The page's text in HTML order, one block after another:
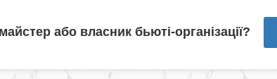
або власник бьюті-організації?